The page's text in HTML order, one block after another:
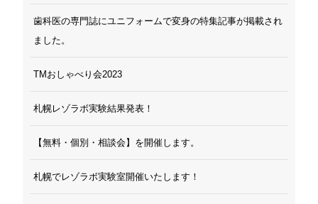
歯科医の専門誌にユニフォームで変身の特集記事が掲載され
ました。
TMおしゃべり会2023
札幌レゾラボ実験結果発表！
【無料・個別・相談会】を開催します。
札幌でレゾラボ実験室開催いたします！